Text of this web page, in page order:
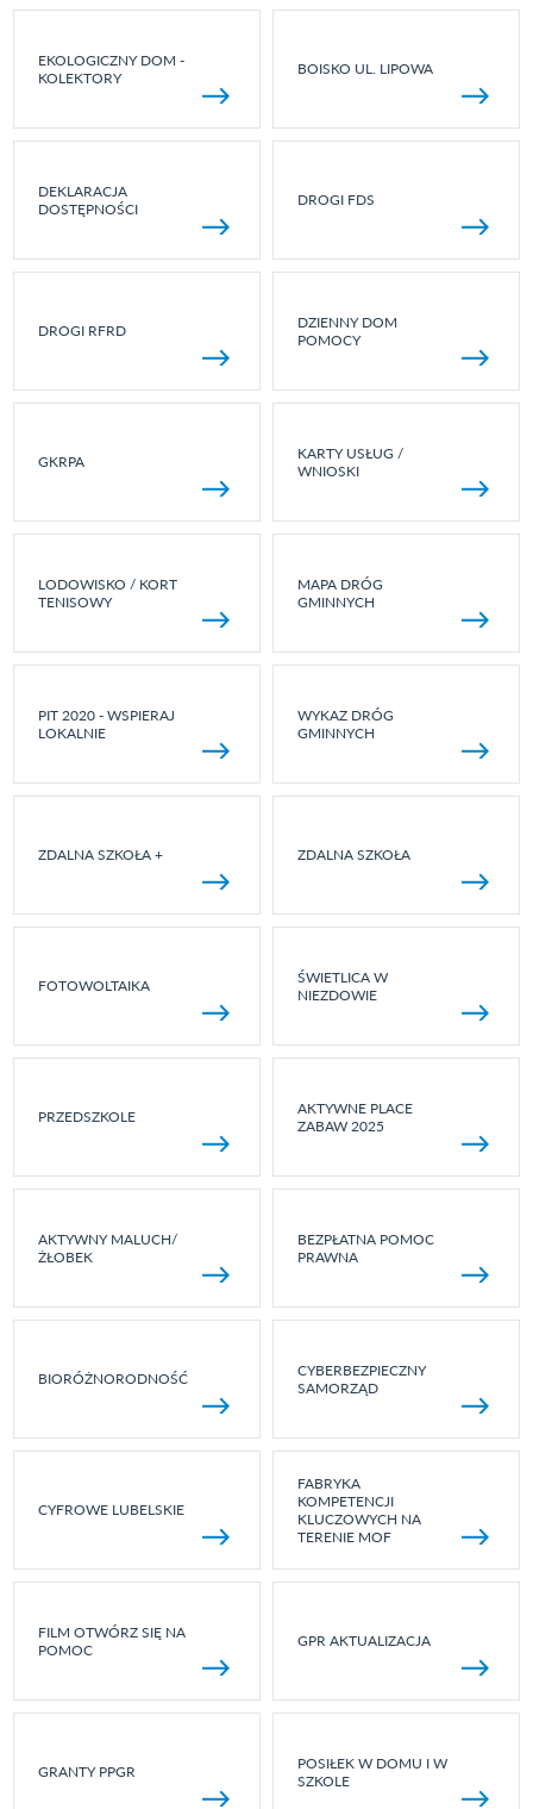
EKOLOGICZNY DOM -
KOLEKTORY
BOISKO UL. LIPOWA
DEKLARACJA
DOSTĘPNOŚCI
DROGI FDS
DROGI RFRD
DZIENNY DOM
POMOCY
GKRPA
KARTY USŁUG /
WNIOSKI
LODOWISKO / KORT
TENISOWY
MAPA DRÓG
GMINNYCH
PIT 2020 - WSPIERAJ
LOKALNIE
WYKAZ DRÓG
GMINNYCH
ZDALNA SZKOŁA + ZDALNA SZKOŁA
FOTOWOLTAIKA
ŚWIETLICA W
NIEZDOWIE
PRZEDSZKOLE
AKTYWNE PLACE
ZABAW 2025
AKTYWNY MALUCH/
ŻŁOBEK
BEZPŁATNA POMOC
PRAWNA
BIORÓŻNORODNOŚĆ
CYBERBEZPIECZNY
SAMORZĄD
CYFROWE LUBELSKIE
FABRYKA
KOMPETENCJI
KLUCZOWYCH NA
TERENIE MOF
FILM OTWÓRZ SIĘ NA
POMOC
GPR AKTUALIZACJA
GRANTY PPGR
POSIŁEK W DOMU I W
SZKOLE